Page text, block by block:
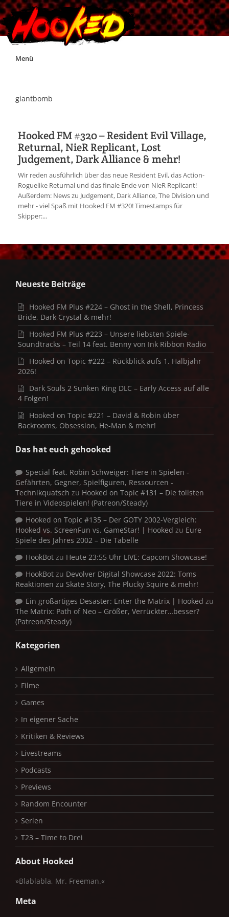
Skip
Menü
Impressum
Jobs
Discord
giantbomb
Hooked FM #320 – Resident Evil Village,
Returnal, NieR Replicant, Lost
Judgement, Dark Alliance & mehr!
Wir reden ausführlich über das neue Resident Evil, das Action-
Roguelike Returnal und das finale Ende von NieR Replicant!
Außerdem: News zu Judgement, Dark Alliance, The Division und
mehr - viel Spaß mit Hooked FM #320! Timestamps für
Skipper:...
Neueste Beiträge
Hooked FM Plus #224 – Ghost in the Shell, Princess
Bride, Dark Crystal & mehr!
Hooked FM Plus #223 – Unsere liebsten Spiele-
Soundtracks – Teil 14 feat. Benny von Ink Ribbon Radio
Hooked on Topic #222 – Rückblick aufs 1. Halbjahr
2026!
Dark Souls 2 Sunken King DLC – Early Access auf alle
4 Folgen!
Hooked on Topic #221 – David & Robin über
Backrooms, Obsession, He-Man & mehr!
Das hat euch gehooked
Special feat. Robin Schweiger: Tiere in Spielen -
Gefährten, Gegner, Spielfiguren, Ressourcen -
Technikquatsch zu Hooked on Topic #131 – Die tollsten
Tiere in Videospielen! (Patreon/Steady)
Hooked on Topic #135 – Der GOTY 2002-Vergleich:
Hooked vs. ScreenFun vs. GameStar! | Hooked zu Eure
Spiele des Jahres 2002 – Die Tabelle
HookBot zu Heute 23:55 Uhr LIVE: Capcom Showcase!
HookBot zu Devolver Digital Showcase 2022: Toms
Reaktionen zu Skate Story, The Plucky Squire & mehr!
Ein großartiges Desaster: Enter the Matrix | Hooked zu
The Matrix: Path of Neo – Größer, Verrückter…besser?
(Patreon/Steady)
Kategorien
Allgemein
Filme
Games
In eigener Sache
Kritiken & Reviews
Livestreams
Podcasts
Previews
Random Encounter
Serien
T23 – Time to Drei
About Hooked
»Blablabla, Mr. Freeman.«
Meta